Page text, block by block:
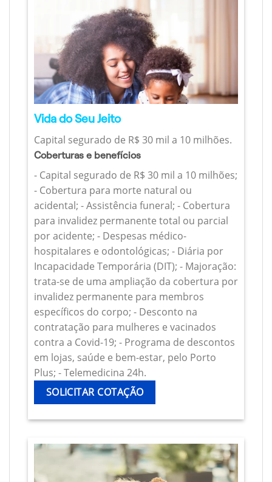
Vida do Seu Jeito
Capital segurado de R$ 30 mil a 10 milhões.
Coberturas e benefícios
- Capital segurado de R$ 30 mil a 10 milhões;
- Cobertura para morte natural ou
acidental; - Assistência funeral; - Cobertura
para invalidez permanente total ou parcial
por acidente; - Despesas médico-
hospitalares e odontológicas; - Diária por
Incapacidade Temporária (DIT); - Majoração:
trata-se de uma ampliação da cobertura por
invalidez permanente para membros
específicos do corpo; - Desconto na
contratação para mulheres e vacinados
contra a Covid-19; - Programa de descontos
em lojas, saúde e bem-estar, pelo Porto
Plus; - Telemedicina 24h.
SOLICITAR COTAÇÃO